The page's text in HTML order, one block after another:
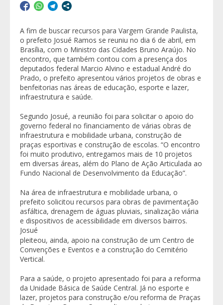
A fim de buscar recursos para Vargem Grande Paulista,
o prefeito Josué Ramos se reuniu no dia 6 de abril, em
Brasília, com o Ministro das Cidades Bruno Araújo. No
encontro, que também contou com a presença dos
deputados federal Marcio Alvino e estadual André do
Prado, o prefeito apresentou vários projetos de obras e
benfeitorias nas áreas de educação, esporte e lazer,
infraestrutura e saúde.
Segundo Josué, a reunião foi para solicitar o apoio do
governo federal no financiamento de várias obras de
infraestrutura e mobilidade urbana, construção de
praças esportivas e construção de escolas. “O encontro
foi muito produtivo, entregamos mais de 10 projetos
em diversas áreas, além do Plano de Ação Articulada ao
Fundo Nacional de Desenvolvimento da Educação”.
Na área de infraestrutura e mobilidade urbana, o
prefeito solicitou recursos para obras de pavimentação
asfáltica, drenagem de águas pluviais, sinalização viária
e dispositivos de acessibilidade em diversos bairros.
Josué
pleiteou, ainda, apoio na construção de um Centro de
Convenções e Eventos e a construção do Cemitério
Vertical.
Para a saúde, o projeto apresentado foi para a reforma
da Unidade Básica de Saúde Central. Já no esporte e
lazer, projetos para construção e/ou reforma de Praças